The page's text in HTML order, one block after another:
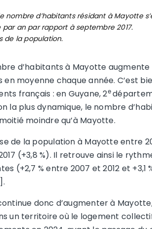
nombre d’habitants résidant à Mayotte
an par rapport à septembre 2017.
de la population.
d’habitants à Mayotte
moyenne chaque année. C’est
français : en Guyane, 2e
la plus dynamique, le nombre
moindre qu’à Mayotte.
de la population à Mayotte entre
(+3,8 %). Il retrouve ainsi le
(+2,7 % entre 2007 et 2012 et +3,1
donc d’augmenter à
un territoire où le logement